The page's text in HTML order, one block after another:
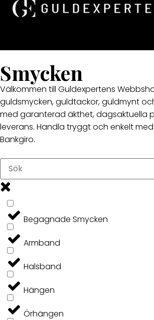
Smycken
Välkommen till Guldexpertens
guldsmycken, guldtackor, guldmynt
med garanterad äkthet, dagsaktuella
leverans. Handla tryggt och enkelt med
Bankgiro.
Begagnade Smycken
Armband
Halsband
Hängen
Örhängen